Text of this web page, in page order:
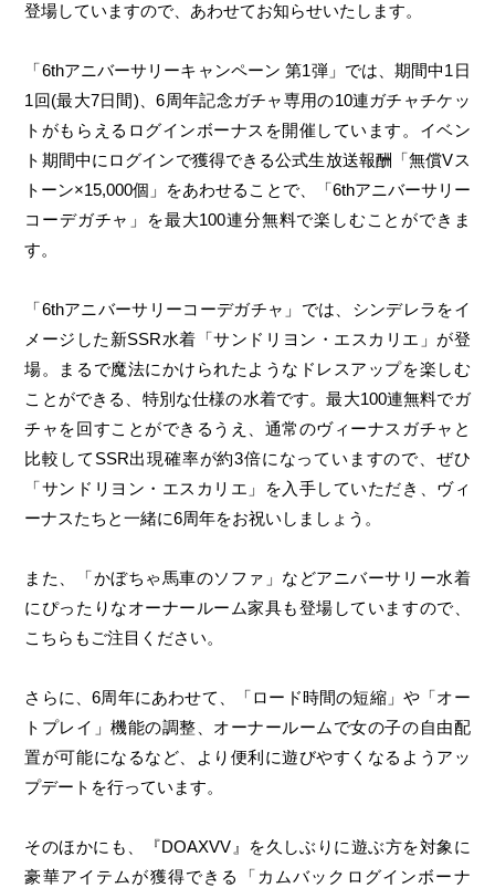
登場していますので、あわせてお知らせいたします。
「6thアニバーサリーキャンペーン 第1弾」では、期間中1日
1回(最大7日間)、6周年記念ガチャ専用の10連ガチャチケッ
トがもらえるログインボーナスを開催しています。イベン
ト期間中にログインで獲得できる公式生放送報酬「無償Vス
トーン×15,000個」をあわせることで、「6thアニバーサリー
コーデガチャ」を最大100連分無料で楽しむことができま
す。
「6thアニバーサリーコーデガチャ」では、シンデレラをイ
メージした新SSR水着「サンドリヨン・エスカリエ」が登
場。まるで魔法にかけられたようなドレスアップを楽しむ
ことができる、特別な仕様の水着です。最大100連無料でガ
チャを回すことができるうえ、通常のヴィーナスガチャと
比較してSSR出現確率が約3倍になっていますので、ぜひ
「サンドリヨン・エスカリエ」を入手していただき、ヴィ
ーナスたちと一緒に6周年をお祝いしましょう。
また、「かぼちゃ馬車のソファ」などアニバーサリー水着
にぴったりなオーナールーム家具も登場していますので、
こちらもご注目ください。
さらに、6周年にあわせて、「ロード時間の短縮」や「オー
トプレイ」機能の調整、オーナールームで女の子の自由配
置が可能になるなど、より便利に遊びやすくなるようアッ
プデートを行っています。
そのほかにも、『DOAXVV』を久しぶりに遊ぶ方を対象に
豪華アイテムが獲得できる「カムバックログインボーナ